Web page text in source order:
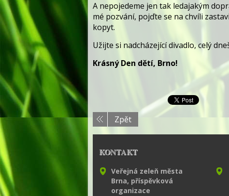
A nepojedeme jen tak ledajakým
mé pozvání, pojďte se na chvíli
kopyt.
Užijte si nadcházející divadlo, celý
Krásný Den dětí, Brno!
Zpět
KONTAKT
Veřejná zeleň města
Brna, příspěvková
organizace